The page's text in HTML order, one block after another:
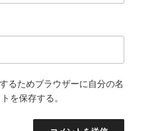
るためブラウザーに自分の名
を保存する。